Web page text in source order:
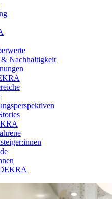
Nachhaltigkeit